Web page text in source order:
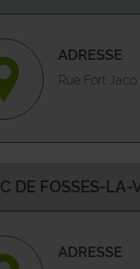
ADRESSE
Rue Fort
DE FOSSES-LA-
ADRESSE